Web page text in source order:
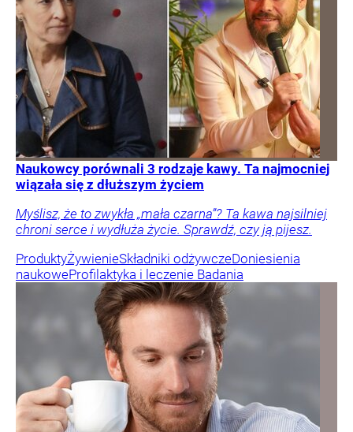
Naukowcy porównali 3 rodzaje kawy. Ta najmocniej
wiązała się z dłuższym życiem
Myślisz, że to zwykła „mała czarna”? Ta kawa najsilniej
chroni serce i wydłuża życie. Sprawdź, czy ją pijesz.
ProduktyŻywienieSkładniki odżywczeDoniesienia
naukoweProfilaktyka i leczenie Badania